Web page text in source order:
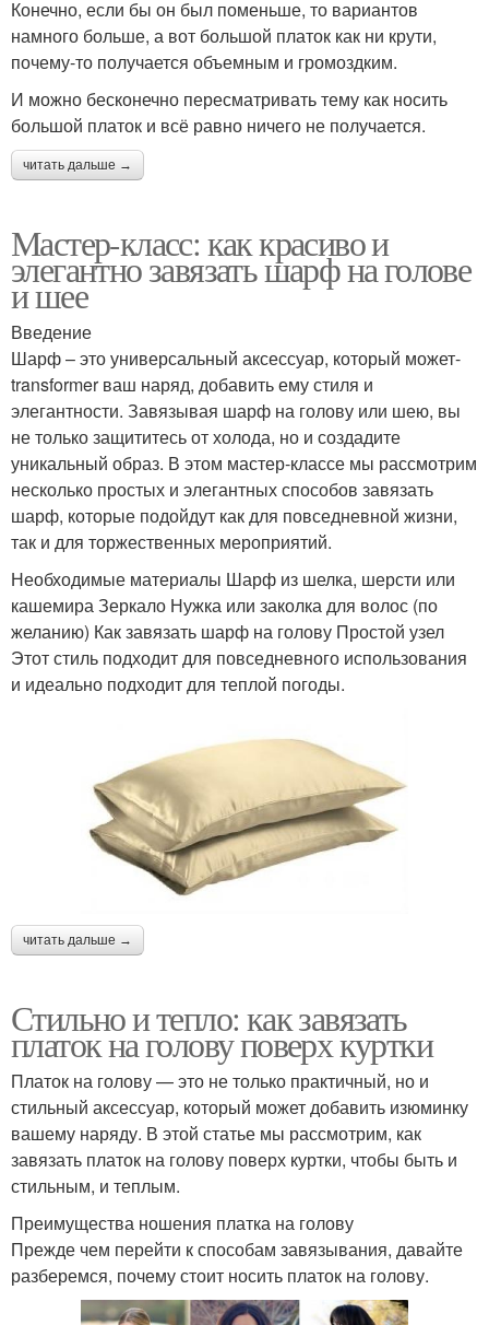
Конечно, если бы он был поменьше, то вариантов
намного больше, а вот большой платок как ни крути,
почему-то получается объемным и громоздким.
И можно бесконечно пересматривать тему как носить
большой платок и всё равно ничего не получается.
читать дальше →
Мастер-класс: как красиво и
элегантно завязать шарф на голове
и шее
Введение
Шарф – это универсальный аксессуар, который может-
transformer ваш наряд, добавить ему стиля и
элегантности. Завязывая шарф на голову или шею, вы
не только защититесь от холода, но и создадите
уникальный образ. В этом мастер-классе мы рассмотрим
несколько простых и элегантных способов завязать
шарф, которые подойдут как для повседневной жизни,
так и для торжественных мероприятий.
Необходимые материалы Шарф из шелка, шерсти или
кашемира Зеркало Нужка или заколка для волос (по
желанию) Как завязать шарф на голову Простой узел
Этот стиль подходит для повседневного использования
и идеально подходит для теплой погоды.
читать дальше →
Стильно и тепло: как завязать
платок на голову поверх куртки
Платок на голову — это не только практичный, но и
стильный аксессуар, который может добавить изюминку
вашему наряду. В этой статье мы рассмотрим, как
завязать платок на голову поверх куртки, чтобы быть и
стильным, и теплым.
Преимущества ношения платка на голову
Прежде чем перейти к способам завязывания, давайте
разберемся, почему стоит носить платок на голову.